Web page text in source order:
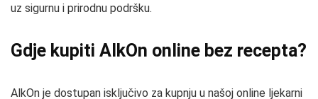
uz sigurnu i prirodnu podršku.
Gdje kupiti AlkOn online bez recepta?
AlkOn je dostupan isključivo za kupnju u našoj online ljekarni